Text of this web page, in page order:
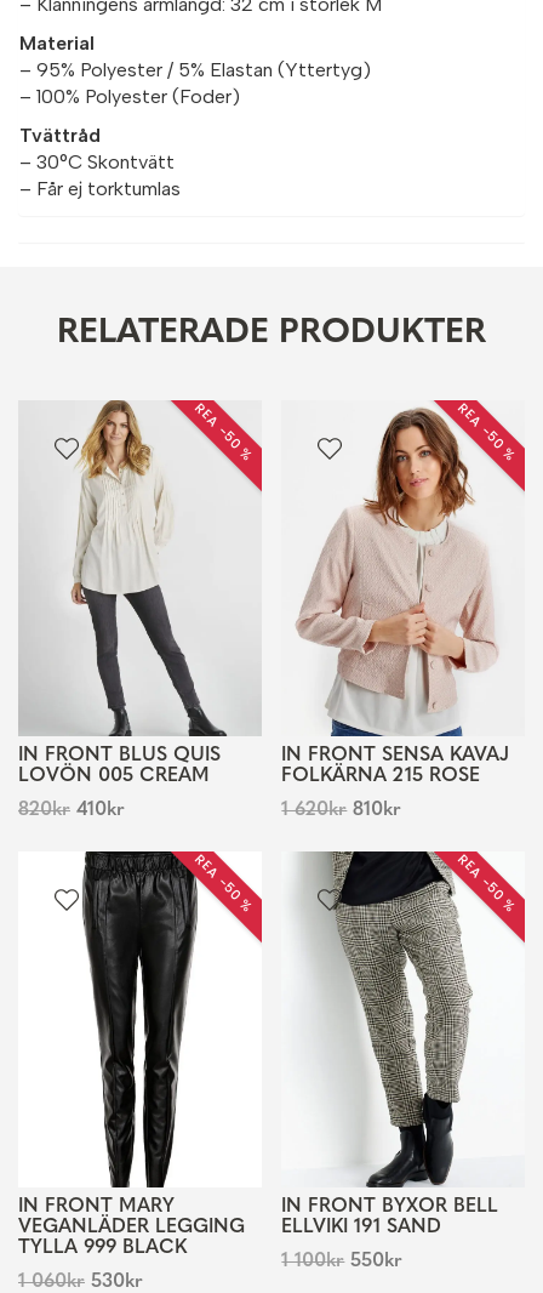
Material
– 95% Polyester / 5% Elastan (Yttertyg)
– 100% Polyester (Foder)
Tvättråd
– 30°C Skontvätt
– Får ej torktumlas
RELATERADE PRODUKTER
REA −50 %
IN FRONT BLUS QUIS
LOVÖN 005 CREAM
820kr 410kr
REA −50 %
IN FRONT SENSA KAVAJ
FOLKÄRNA 215 ROSE
1 620kr 810kr
REA −50 %
IN FRONT MARY
VEGANLÄDER LEGGING
TYLLA 999 BLACK
1 060kr 530kr
REA −50 %
IN FRONT BYXOR BELL
ELLVIKI 191 SAND
1 100kr 550kr